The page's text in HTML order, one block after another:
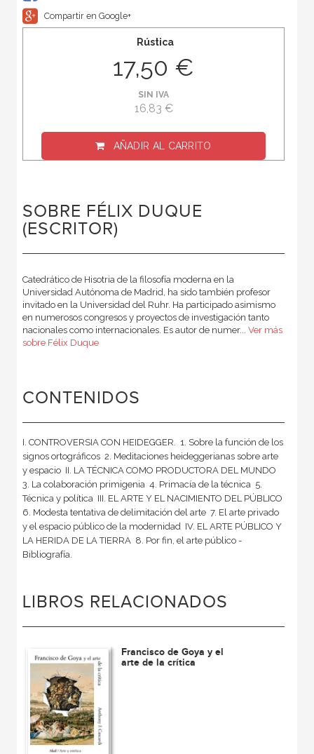
Compartir en Google+
Rústica
17,50 €
SIN IVA
16,83 €
AÑADIR AL CARRITO
SOBRE FÉLIX DUQUE
(ESCRITOR)
Catedrático de Hisotria de la filosofía moderna en la
Universidad Autónoma de Madrid, ha sido también profesor
invitado en la Universidad del Ruhr. Ha participado asimismo
en numerosos congresos y proyectos de investigación tanto
nacionales como internacionales. Es autor de numer... Ver más
sobre Félix Duque
CONTENIDOS
I. CONTROVERSIA CON HEIDEGGER.  1. Sobre la función de los
signos ortográficos  2. Meditaciones heideggerianas sobre arte
y espacio  II. LA TÉCNICA COMO PRODUCTORA DEL MUNDO 
3. La colaboración primigenia  4. Primacía de la técnica  5.
Técnica y política  III. EL ARTE Y EL NACIMIENTO DEL PÚBLICO 
6. Modesta tentativa de delimitación del arte  7. El arte privado
y el espacio público de la modernidad  IV. EL ARTE PÚBLICO Y
LA HERIDA DE LA TIERRA  8. Por fin, el arte público -
Bibliografía.
LIBROS RELACIONADOS
Francisco de Goya y el
arte de la crítica